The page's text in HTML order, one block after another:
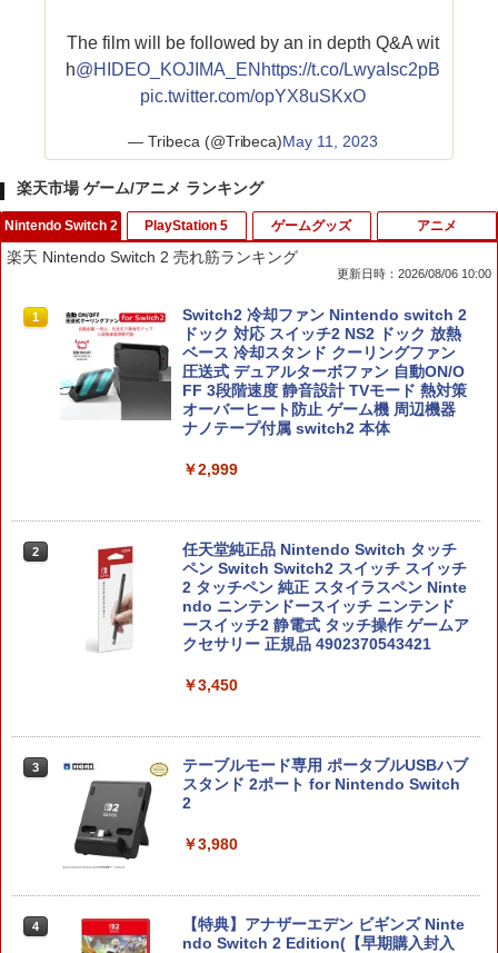
The film will be followed by an in depth Q&A wit
h@HIDEO_KOJIMA_EN https://t.co/LwyaIsc2pB
pic.twitter.com/opYX8uSKxO
— Tribeca (@Tribeca)May 11, 2023
楽天市場 ゲーム/アニメ ランキング
Nintendo Switch 2
楽天 Nintendo Switch 2 売れ筋ランキング
更新日時：2026/08/06 10:00
1
Switch2 冷却ファン Nintendo switch 2
ドック 対応 スイッチ2 NS2 ドック 放熱
ベース 冷却スタンド クーリングファン
圧送式 デュアルターボファン 自動ON/O
FF 3段階速度 静音設計 TVモード 熱対策
オーバーヒート防止 ゲーム機 周辺機器
ナノテープ付属 switch2 本体
￥2,999
2
任天堂純正品 Nintendo Switch タッチ
ペン Switch Switch2 スイッチ スイッチ
2 タッチペン 純正 スタイラスペン Ninte
ndo ニンテンドースイッチ ニンテンド
ースイッチ2 静電式 タッチ操作 ゲームア
クセサリー 正規品 4902370543421
￥3,450
3
テーブルモード専用 ポータブルUSBハブ
スタンド 2ポート for Nintendo Switch
2
￥3,980
4
【特典】アナザーエデン ビギンズ Ninte
ndo Switch 2 Edition(【早期購入封入
PlayStation 5 ゲームグッズ アニメ